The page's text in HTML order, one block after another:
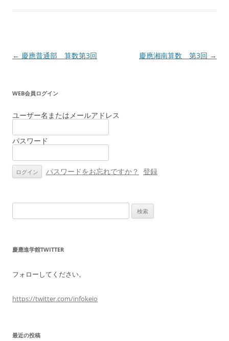
投
ビ
ゲ
シ
ン
← 慶應普通部 算数第3回 慶應湘南算数 第3回 →
WEB会員ログイン
ユーザー名またはメールアドレス
パスワード
パスワードをお忘れですか？ 登録
索:
慶應進学館TWITTER
フォローしてください。
https://twitter.com/infokeio
最近の投稿